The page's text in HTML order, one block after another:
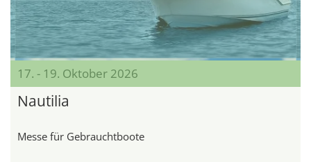
17. - 19. Oktober 2026
Nautilia
Messe für Gebrauchtboote